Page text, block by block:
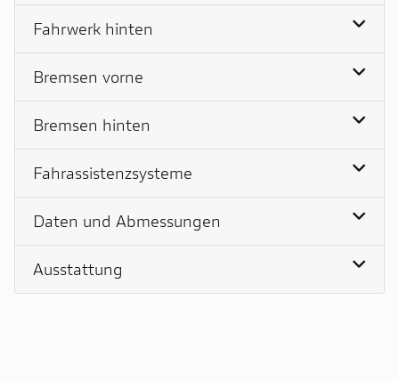
Fahrwerk hinten
Bremsen vorne
Bremsen hinten
Fahrassistenzsysteme
Daten und Abmessungen
Ausstattung